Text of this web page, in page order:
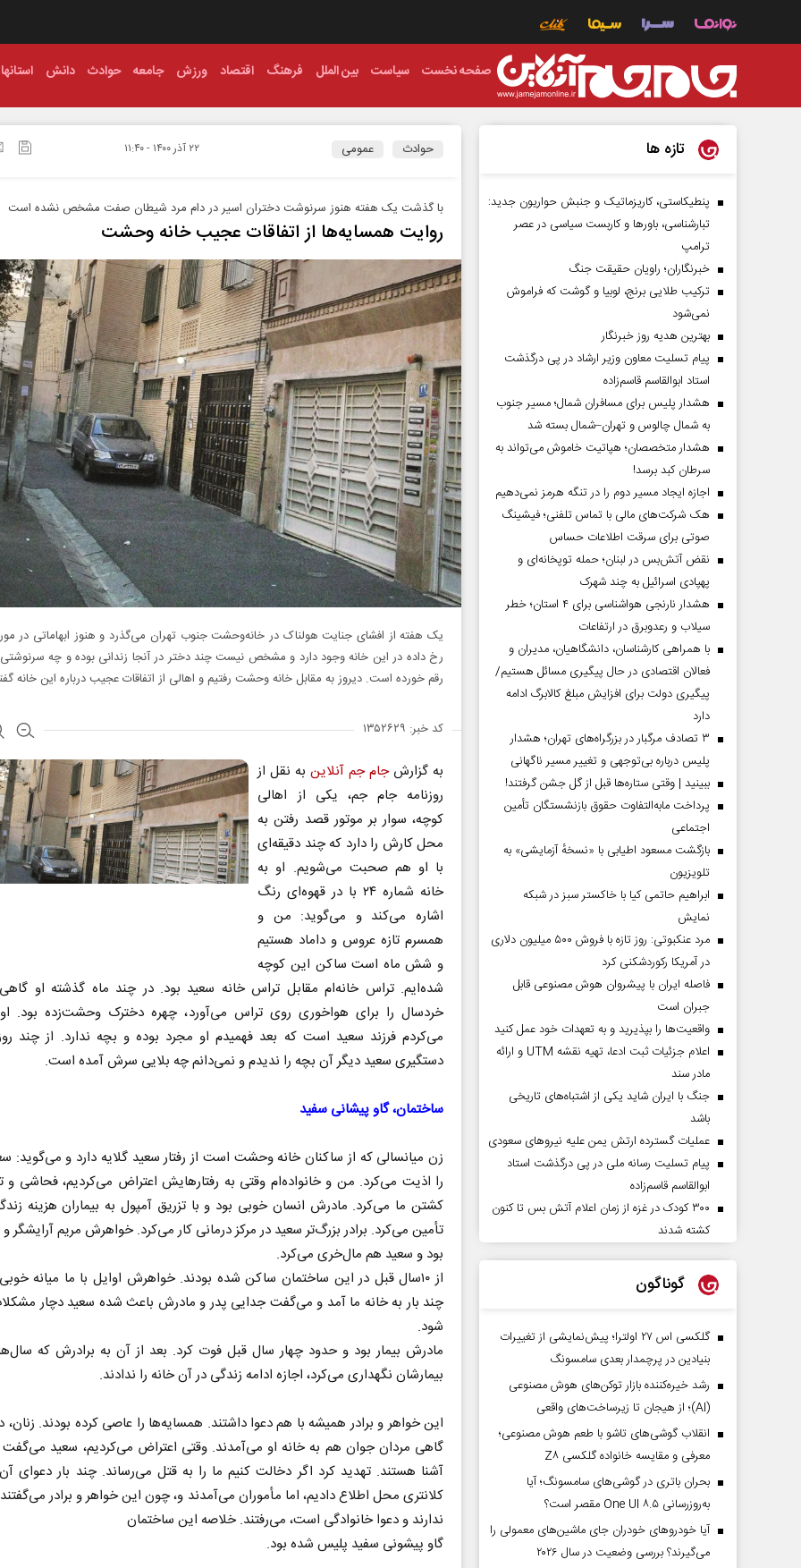
صفحه نخست سیاست بین الملل فرهنگ اقتصاد ورزش جامعه حوادث دانش استانها
حوادث عمومی ۲۲ آذر ۱۴۰۰ - ۱۱:۴۰
با گذشت یک هفته هنوز سرنوشت دختران اسیر در دام مرد شیطان صفت مشخص نشده است
روایت همسایه‌ها از اتفاقات عجیب خانه وحشت
یک هفته از افشای جنایت هولناک در خانه‌وحشت جنوب تهران می‌گذرد و هنوز ابهاماتی در
رخ داده در این خانه وجود دارد و مشخص نیست چند دختر در آنجا زندانی بوده و چه سرنوشتی
رقم خورده است. دیروز به مقابل خانه وحشت رفتیم و اهالی از اتفاقات عجیب درباره این خانه
کد خبر: ۱۳۵۲۶۲۹
به گزارشجام جم آنلاینبه نقل از
روزنامه جام جم، یکی از اهالی
کوچه، سوار بر موتور قصد رفتن به
محل کارش را دارد که چند دقیقه‌ای
با او هم صحبت می‌شویم. او به
خانه شماره ۲۴ با در قهوه‌ای رنگ
اشاره می‌کند و می‌گوید: من و
همسرم تازه عروس و داماد هستیم
و شش ماه است ساکن این کوچه
شده‌ایم. تراس خانه‌ام مقابل تراس خانه سعید بود. در چند ماه گذشته او
خردسال را برای هواخوری روی تراس می‌آورد، چهره دخترک وحشت‌زده بود.
می‌کردم فرزند سعید است که بعد فهمیدم او مجرد بوده و بچه ندارد. از چند
دستگیری سعید دیگر آن بچه را ندیدم و نمی‌دانم چه بلایی سرش آمده است.
ساختمان، گاو پیشانی سفید
زن میانسالی که از ساکنان خانه وحشت است از رفتار سعید گلایه دارد و می‌گوید:
را اذیت می‌کرد. من و خانواده‌ام وقتی به رفتارهایش اعتراض می‌کردیم، فحاشی و
کشتن ما می‌کرد. مادرش انسان خوبی بود و با تزریق آمپول به بیماران هزینه
تأمین می‌کرد. برادر بزرگ‌تر سعید در مرکز درمانی کار می‌کرد. خواهرش مریم آرایشگر و
بود و سعید هم مال‌خری می‌کرد.
از ۱۰سال قبل در این ساختمان ساکن شده بودند. خواهرش اوایل با ما میانه
چند بار به خانه ما آمد و می‌گفت جدایی پدر و مادرش باعث شده سعید دچار
شود.
مادرش بیمار بود و حدود چهار سال قبل فوت کرد. بعد از آن به برادرش که
بیمارشان نگهداری می‌کرد، اجازه ادامه زندگی در آن خانه را ندادند.
این خواهر و برادر همیشه با هم دعوا داشتند. همسایه‌ها را عاصی کرده بودند. زنان،
گاهی مردان جوان هم به خانه او می‌آمدند. وقتی اعتراض می‌کردیم، سعید می‌گفت
آشنا هستند. تهدید کرد اگر دخالت کنیم ما را به قتل می‌رساند. چند بار دعوای
کلانتری محل اطلاع دادیم، اما مأموران می‌آمدند و، چون این خواهر و برادر
ندارند و دعوا خانوادگی است، می‌رفتند. خلاصه این ساختمان
گاو پیشونی سفید پلیس شده بود.
تازه ها
پنطیکاستی، کاریزماتیک و جنبش حواریون جدید:
تبارشناسی، باور‌ها و کاربست سیاسی در عصر
ترامپ
خبرنگاران؛ راویان حقیقت جنگ
ترکیب طلایی برنج، لوبیا و گوشت که فراموش
نمی‌شود
بهترین هدیه روز خبرنگار
پیام تسلیت معاون وزیر ارشاد در پی درگذشت
استاد ابوالقاسم قاسم‌زاده
هشدار پلیس برای مسافران شمال؛ مسیر جنوب
به شمال چالوس و تهران–شمال بسته شد
هشدار متخصصان؛ هپاتیت خاموش می‌تواند به
سرطان کبد برسد!
اجازه ایجاد مسیر دوم را در تنگه هرمز نمی‌دهیم
هک شرکت‌های مالی با تماس تلفنی؛ فیشینگ
صوتی برای سرقت اطلاعات حساس
نقض آتش‌بس در لبنان؛ حمله توپخانه‌ای و
پهپادی اسرائیل به چند شهرک
هشدار نارنجی هواشناسی برای ۴ استان؛ خطر
سیلاب و رعدوبرق در ارتفاعات
با همراهی کارشناسان، دانشگاهیان، مدیران و
فعالان اقتصادی در حال پیگیری مسائل هستیم/
پیگیری دولت برای افزایش مبلغ کالابرگ ادامه
دارد
۳ تصادف مرگبار در بزرگراه‌های تهران؛ هشدار
پلیس درباره بی‌توجهی و تغییر مسیر ناگهانی
ببینید | وقتی ستاره‌ها قبل از گل جشن گرفتند!
پرداخت مابه‌التفاوت حقوق بازنشستگان تأمین
اجتماعی
بازگشت مسعود اطیابی با «نسخهٔ آزمایشی» به
تلویزیون
ابراهیم حاتمی کیا با خاکستر سبز در شبکه
نمایش
مرد عنکبوتی: روز تازه با فروش ۵۰۰ میلیون دلاری
در آمریکا رکوردشکنی کرد
فاصله ایران با پیشرو‌ان هوش مصنوعی قابل
جبران است
واقعیت‌ها را بپذیرید و به تعهدات خود عمل کنید
اعلام جزئیات ثبت ادعا، تهیه نقشه UTM و ارائه
مادر سند
جنگ با ایران شاید یکی از اشتباه‌های تاریخی
باشد
عملیات گسترده ارتش یمن علیه نیروهای سعودی
پیام تسلیت رسانه ملی در پی درگذشت استاد
ابوالقاسم قاسم‌زاده
۳۰۰ کودک در غزه از زمان اعلام آتش بس تا کنون
کشته شدند
گوناگون
گلکسی اس ۲۷ اولترا؛ پیش‌نمایشی از تغییرات
بنیادین در پرچمدار بعدی سامسونگ
رشد خیره‌کننده بازار توکن‌های هوش مصنوعی
(AI)؛ از هیجان تا زیرساخت‌های واقعی
انقلاب گوشی‌های تاشو‌ با طعم هوش مصنوعی؛
معرفی و مقایسه خانواده گلکسی Z۸
بحران باتری در گوشی‌های سامسونگ؛ آیا
به‌روزرسانی One UI ۸.۵ مقصر است؟
آیا خودروهای خودران جای ماشین‌های معمولی را
می‌گیرند؟ بررسی وضعیت در سال ۲۰۲۶